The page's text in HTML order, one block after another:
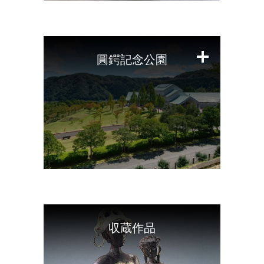
る
圓鍔記念公園
る
収蔵作品